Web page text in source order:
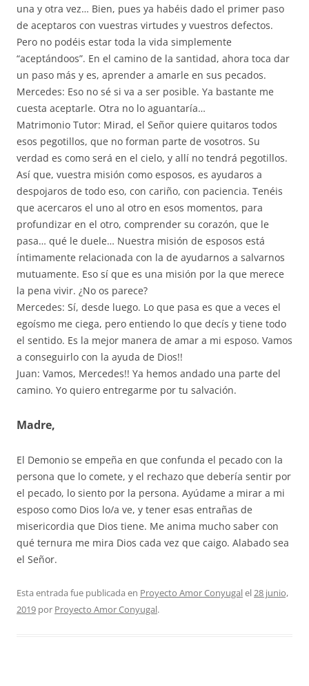
una y otra vez… Bien, pues ya habéis dado el primer paso
de aceptaros con vuestras virtudes y vuestros defectos.
Pero no podéis estar toda la vida simplemente
“aceptándoos”. En el camino de la santidad, ahora toca dar
un paso más y es, aprender a amarle en sus pecados.
Mercedes: Eso no sé si va a ser posible. Ya bastante me
cuesta aceptarle. Otra no lo aguantaría…
Matrimonio Tutor: Mirad, el Señor quiere quitaros todos
esos pegotillos, que no forman parte de vosotros. Su
verdad es como será en el cielo, y allí no tendrá pegotillos.
Así que, vuestra misión como esposos, es ayudaros a
despojaros de todo eso, con cariño, con paciencia. Tenéis
que acercaros el uno al otro en esos momentos, para
profundizar en el otro, comprender su corazón, que le
pasa… qué le duele… Nuestra misión de esposos está
íntimamente relacionada con la de ayudarnos a salvarnos
mutuamente. Eso sí que es una misión por la que merece
la pena vivir. ¿No os parece?
Mercedes: Sí, desde luego. Lo que pasa es que a veces el
egoísmo me ciega, pero entiendo lo que decís y tiene todo
el sentido. Es la mejor manera de amar a mi esposo. Vamos
a conseguirlo con la ayuda de Dios!!
Juan: Vamos, Mercedes!! Ya hemos andado una parte del
camino. Yo quiero entregarme por tu salvación.
Madre,
El Demonio se empeña en que confunda el pecado con la
persona que lo comete, y el rechazo que debería sentir por
el pecado, lo siento por la persona. Ayúdame a mirar a mi
esposo como Dios lo/a ve, y tener esas entrañas de
misericordia que Dios tiene. Me anima mucho saber con
qué ternura me mira Dios cada vez que caigo. Alabado sea
el Señor.
Esta entrada fue publicada en Proyecto Amor Conyugalel28 junio,
2019 por Proyecto Amor Conyugal.